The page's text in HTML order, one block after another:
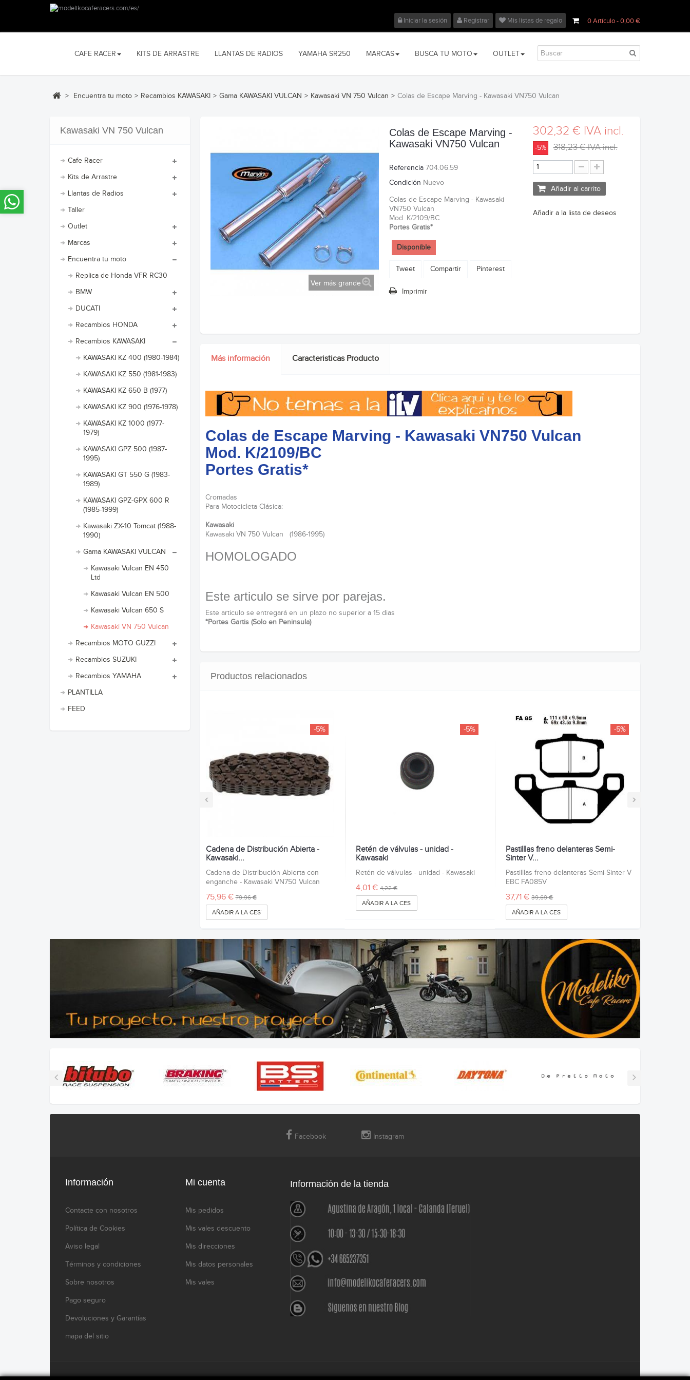
0Artículo- 0,00 €
Iniciar la sesión Registrar Mis listas de regalo
CAFE RACER KITS DE ARRASTRE LLANTAS DE RADIOS YAMAHA SR250 MARCAS BUSCA TU MOTO OUTLET
> Encuentra tu moto > Recambios KAWASAKI > Gama KAWASAKI VULCAN > Kawasaki VN 750 Vulcan > Colas de Escape Marving - Kawasaki VN750 Vulcan
Kawasaki VN 750 Vulcan
Cafe Racer
Kits de Arrastre
Llantas de Radios
Taller
Outlet
Marcas
Encuentra tu moto
Replica de Honda VFR RC30
BMW
DUCATI
Recambios HONDA
Recambios KAWASAKI
KAWASAKI KZ 400 (1980-1984)
KAWASAKI KZ 550 (1981-1983)
KAWASAKI KZ 650 B (1977)
KAWASAKI KZ 900 (1976-1978)
KAWASAKI KZ 1000 (1977-
1979)
KAWASAKI GPZ 500 (1987-
1995)
KAWASAKI GT 550 G (1983-
1989)
KAWASAKI GPZ-GPX 600 R
(1985-1999)
Kawasaki ZX-10 Tomcat (1988-
1990)
Gama KAWASAKI VULCAN
Kawasaki Vulcan EN 450
Ltd
Kawasaki Vulcan EN 500
Kawasaki Vulcan 650 S
Kawasaki VN 750 Vulcan
Recambios MOTO GUZZI
Recambios SUZUKI
Recambios YAMAHA
PLANTILLA
FEED
Ver más grande
Colas de Escape Marving -
Kawasaki VN750 Vulcan
Referencia 704.06.59
Condición Nuevo
Colas de Escape Marving - Kawasaki
VN750 Vulcan
Mod. K/2109/BC
Portes Gratis*
Disponible
Tweet Compartir Pinterest
Imprimir
302,32 € IVA incl.
-5% 318,23 €IVA incl.
Añadir al carrito
Añadir a la lista de deseos
Más información Caracteristicas Producto
Colas de Escape Marving - Kawasaki VN750 Vulcan
Mod. K/2109/BC
Portes Gratis*
Cromadas
Para Motocicleta Clásica:
Kawasaki
Kawasaki VN 750 Vulcan (1986-1995)
HOMOLOGADO
Este articulo se sirve por parejas.
Este articulo se entregará en un plazo no superior a 15 dias
*Portes Gartis (Solo en Peninsula)
Productos relacionados
‹ ›
-5%
Cadena de Distribución Abierta -
Kawasaki...
Cadena de Distribución Abierta con
enganche - Kawasaki VN750 Vulcan
75,96 € 79,96 €
AÑADIR A LA CESTA
-5%
Retén de válvulas - unidad -
Kawasaki
Retén de válvulas - unidad - Kawasaki
4,01 € 4,22 €
AÑADIR A LA CESTA
-5%
Pastilllas freno delanteras Semi-
Sinter V...
Pastilllas freno delanteras Semi-Sinter V
EBC FA085V
37,71 € 39,69 €
AÑADIR A LA CESTA
Facebook Instagram
Información
Contacte con nosotros
Política de Cookies
Aviso legal
Términos y condiciones
Sobre nosotros
Pago seguro
Devoluciones y Garantías
mapa del sitio
Mi cuenta
Mis pedidos
Mis vales descuento
Mis direcciones
Mis datos personales
Mis vales
Información de la tienda